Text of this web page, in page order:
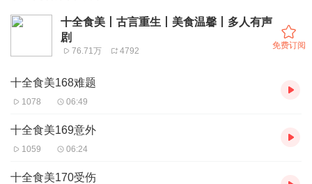
十全食美丨古言重生丨美食温馨丨多人有声
剧
76.71万 4792
免费订阅
十全食美168难题
1078 06:49
十全食美169意外
1059 06:24
十全食美170受伤